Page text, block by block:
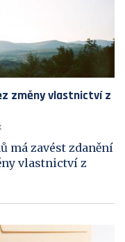
změny vlastnictví z
má zavést zdanění
vlastnictví z